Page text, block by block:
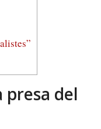
presa del